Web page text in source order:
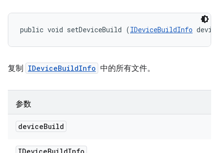
public void setDeviceBuild (IDeviceBuildInfo
复制 IDeviceBuildInfo 中的所有文件。
参数
deviceBuild